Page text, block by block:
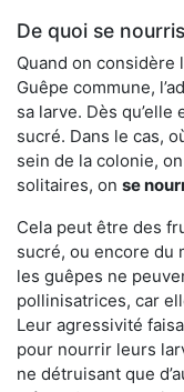
De quoi se
Quand on
Guêpe commune,
sa larve. Dès
sucré. Dans le cas,
sein de la colonie,
solitaires, on se
Cela peut être des
sucré, ou encore du
les guêpes ne
pollinisatrices, car
Leur agressivité
pour nourrir leurs
ne détruisant que